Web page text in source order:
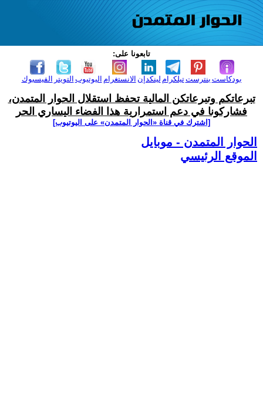
تابعونا على:
الفيسبوك التويتر اليوتيوب الانستغرام لينكدإن تيلكرامبنترست بودكاست
تبرعاتكم وتبرعاتكن المالية تحفظ استقلال الحوار المتمدن،
فشاركونا في دعم استمرارية هذا الفضاء اليساري الحر
[اشترك في قناة ‫«الحوار المتمدن» على اليوتيوب]
الحوار المتمدن - موبايل
الموقع الرئيسي